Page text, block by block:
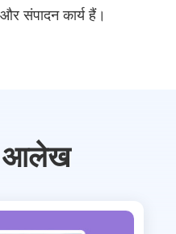
संपादन कार्य हैं।
आलेख